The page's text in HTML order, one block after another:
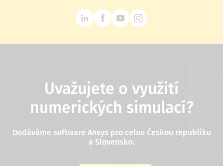
Uvažujete o využití
numerických simulací?
Dodáváme software Ansys pro celou Českou republiku
a Slovensko.